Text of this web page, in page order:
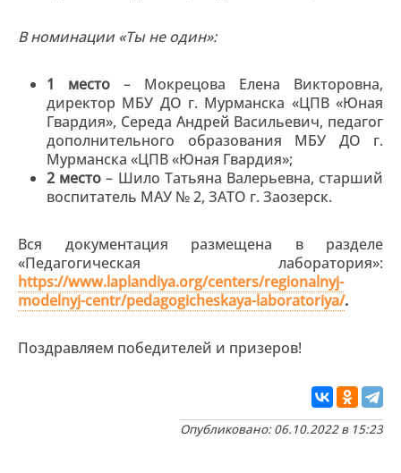
В номинации «Ты не один»:
1 место – Мокрецова Елена Викторовна,
директор МБУ ДО г. Мурманска «ЦПВ «Юная
Гвардия», Середа Андрей Васильевич, педагог
дополнительного образования МБУ ДО г.
Мурманска «ЦПВ «Юная Гвардия»;
2 место – Шило Татьяна Валерьевна, старший
воспитатель МАУ № 2, ЗАТО г. Заозерск.
Вся документация размещена в разделе
«Педагогическая лаборатория»:
https://www.laplandiya.org/centers/regionalnyj-
modelnyj-centr/pedagogicheskaya-laboratoriya/.
Поздравляем победителей и призеров!
Опубликовано: 06.10.2022 в 15:23